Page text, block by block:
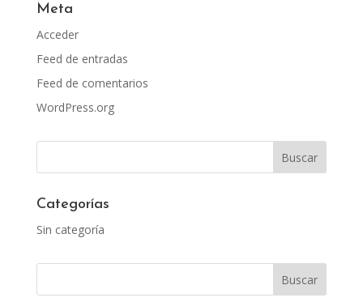
Meta
Acceder
Feed de entradas
Feed de comentarios
WordPress.org
Categorías
Sin categoría